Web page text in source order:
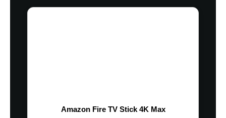
Amazon Fire TV Stick 4K Max